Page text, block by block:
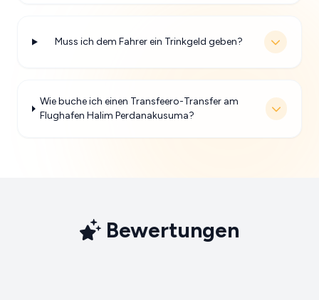
Muss ich dem Fahrer ein Trinkgeld geben?
Wie buche ich einen Transfeero-Transfer am
Flughafen Halim Perdanakusuma?
Bewertungen